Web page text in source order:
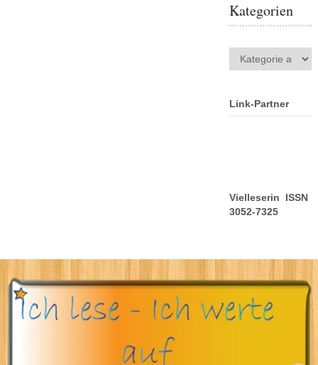
Kategorien
Kategorien
Link-Partner
Vielleserin ISSN
3052-7325